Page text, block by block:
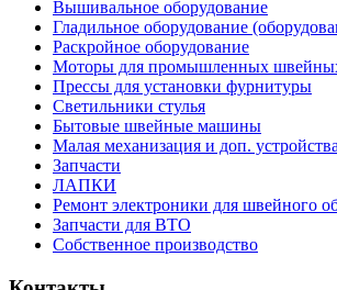
Вышивальное оборудование
Гладильное оборудование
Раскройное оборудование
Моторы для промышленных
Прессы для установки фурнитуры
Светильники стулья
Бытовые швейные машины
Малая механизация и доп. устройства
Запчасти
ЛАПКИ
Ремонт электроники для швейного
Запчасти для ВТО
Собственное производство